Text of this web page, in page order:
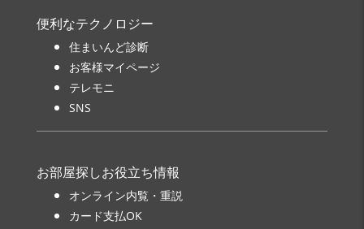
便利なテクノロジー
住まいんど診断
お客様マイページ
テレモニ
SNS
お部屋探しお役立ち情報
オンライン内覧・重説
カード支払OK